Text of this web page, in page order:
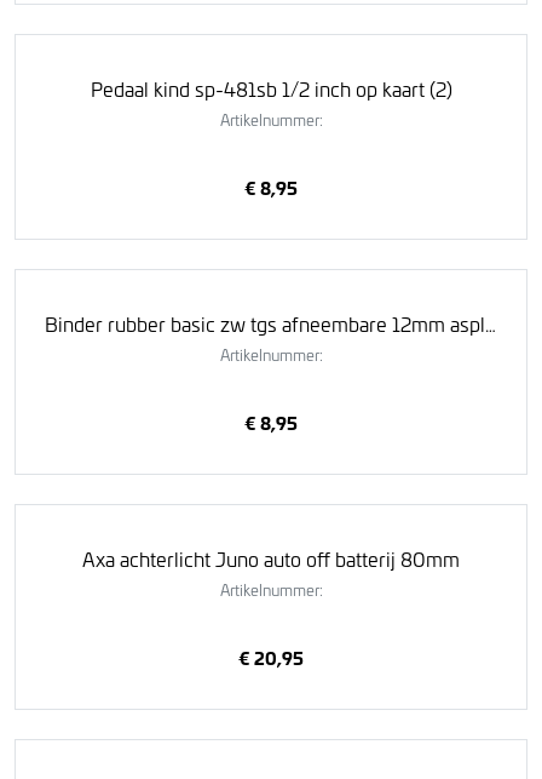
Pedaal kind sp-481sb 1/2 inch op kaart (2)
Artikelnummer:
€ 8,95
Binder rubber basic zw tgs afneembare 12mm asplaat
Artikelnummer:
€ 8,95
Axa achterlicht Juno auto off batterij 80mm
Artikelnummer:
€ 20,95